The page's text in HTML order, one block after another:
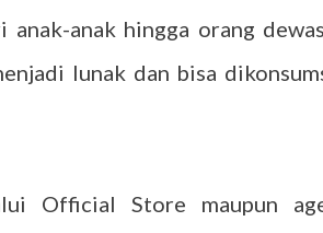
anak hingga orang
lunak dan bisa
Official Store maupun